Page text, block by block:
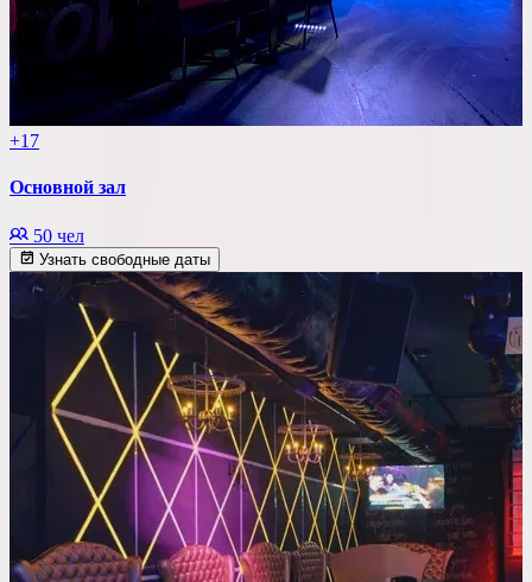
+17
Основной зал
50 чел
Узнать свободные даты